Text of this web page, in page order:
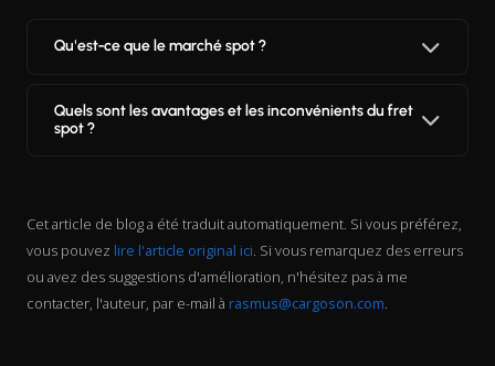
Qu'est-ce que le marché spot ?
Quels sont les avantages et les inconvénients du fret
spot ?
Cet article de blog a été traduit automatiquement. Si vous préférez,
vous pouvez lire l'article original ici. Si vous remarquez des erreurs
ou avez des suggestions d'amélioration, n'hésitez pas à me
contacter, l'auteur, par e-mail à rasmus@cargoson.com.